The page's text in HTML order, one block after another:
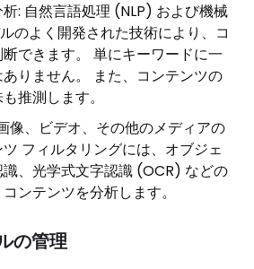
: 自然言語処理 (NLP) および機械
のよく開発された技術により、コ
できます。 単にキーワードに一
りません。 また、コンテンツの
推測します。
像、ビデオ、その他のメディアの
フィルタリングには、オブジェ
、光学式文字認識 (OCR) などの
ンテンツを分析します。
の管理